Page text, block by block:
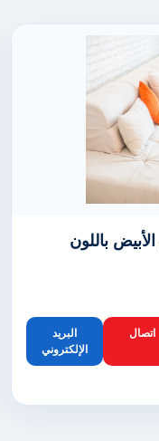
باللون
اتصال
البريد
الإلكتروني